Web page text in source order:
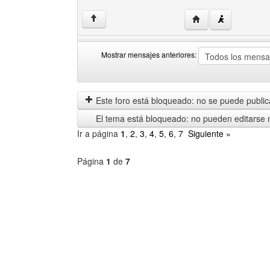
↑ Visitar sitio web del
Mostrar mensajes anteriores:
mensajes
anteriores
by
Este foro está bloqueado: no se puede
El tema está bloqueado: no pueden editarse
Ir a página 1, 2, 3, 4, 5, 6, 7 Siguiente »
Página 1 de 7